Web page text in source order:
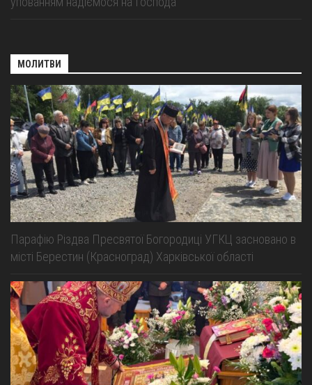
МОЛИТВИ
Парафію Різдва Пресвятої Богородиці УГКЦ засновано в
місті Берестин (Красноград) Харківської області